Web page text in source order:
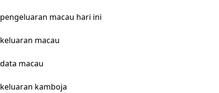
pengeluaran macau hari ini
keluaran macau
data macau
keluaran kamboja